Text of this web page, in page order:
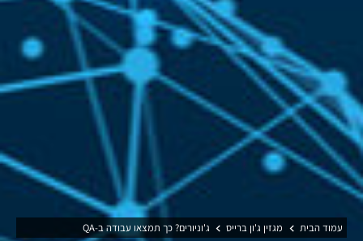
עמוד הבית מגזין ג'ון ברייס ג'וניורים? כך תמצאו עבודה ב-QA